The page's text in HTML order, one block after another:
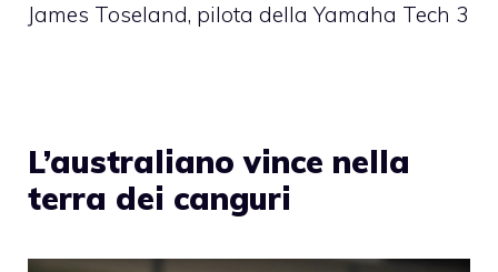
James Toseland, pilota della Yamaha Tech 3
L’australiano vince nella
terra dei canguri